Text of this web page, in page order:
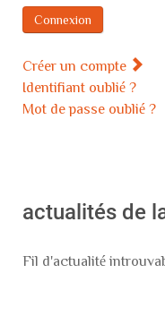
Connexion
Créer un compte
Identifiant oublié ?
Mot de passe oublié ?
actualités de
Fil d'actualité